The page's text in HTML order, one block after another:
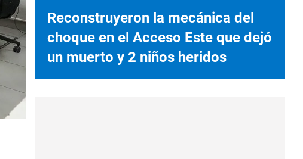
Reconstruyeron la mecánica del
choque en el Acceso Este que dejó
un muerto y 2 niños heridos